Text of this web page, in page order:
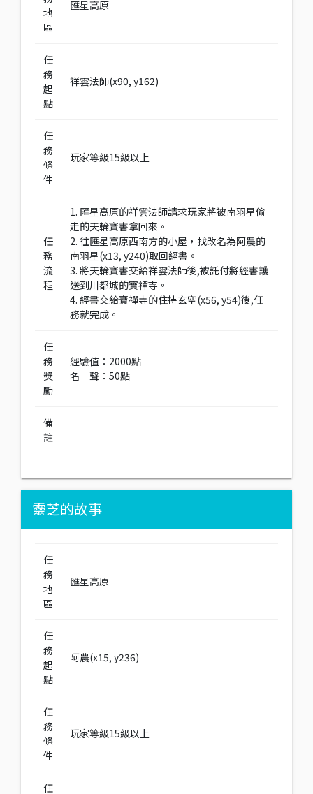
地
區
匯星高原
任
務
起
點
祥雲法師(x90, y162)
任
務
條
件
玩家等級15級以上
任
務
流
程
1. 匯星高原的祥雲法師請求玩家將被南羽星偷
走的天輪寶書拿回來。
2. 往匯星高原西南方的小屋，找改名為阿農的
南羽星(x13, y240)取回經書。
3. 將天輪寶書交給祥雲法師後,被託付將經書護
送到川都城的寶禪寺。
4. 經書交給寶禪寺的住持玄空(x56, y54)後,任
務就完成。
任
務
獎
勵
經驗值：2000點
名 聲：50點
備
註
靈芝的故事
任
務
地
區
匯星高原
任
務
起
點
阿農(x15, y236)
任
務
條
件
玩家等級15級以上
任